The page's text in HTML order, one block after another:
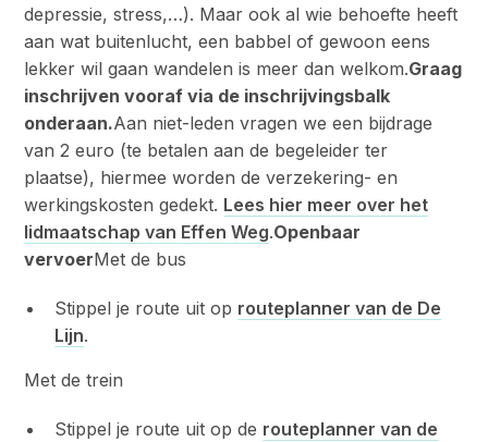
depressie, stress,…). Maar ook al wie behoefte heeft
aan wat buitenlucht, een babbel of gewoon eens
lekker wil gaan wandelen is meer dan welkom.Graag
inschrijven vooraf via de inschrijvingsbalk
onderaan.Aan niet-leden vragen we een bijdrage
van 2 euro (te betalen aan de begeleider ter
plaatse), hiermee worden de verzekering- en
werkingskosten gedekt. Lees hier meer over het
lidmaatschap van Effen Weg.Openbaar
vervoerMet de bus
Stippel je route uit op routeplanner van de De
Lijn.
Met de trein
Stippel je route uit op de routeplanner van de